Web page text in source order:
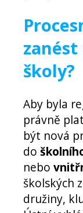
školy?
Aby byla
právně
být nová
do
nebo
školských
družiny,